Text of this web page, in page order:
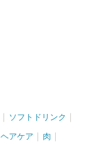
ソフトドリンク
ヘアケア 肉